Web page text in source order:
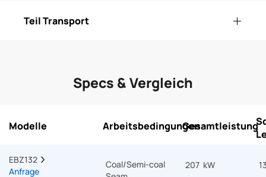
Teil Transport
Specs & Vergleich
Modelle ArbeitsbedingungenGesamtleistung
EBZ132
Anfrage
Coal/Semi-coal
207 kW